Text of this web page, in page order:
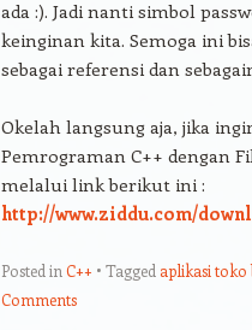
ada :). Jadi nanti simbol
keinginan kita. Semoga ini
sebagai referensi dan
Okelah langsung aja, jika
Pemrograman C++ dengan
melalui link berikut ini :
http://www.ziddu.com/
Posted in C++ Tagged aplikasi toko
Comments